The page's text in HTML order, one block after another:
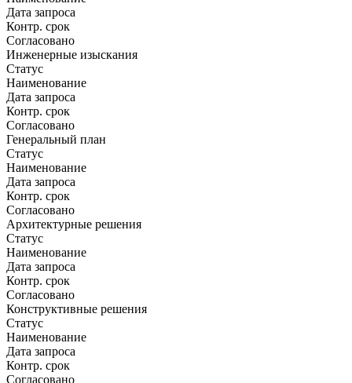
Дата запроса
Контр. срок
Согласовано
Инженерные изыскания
Статус
Наименование
Дата запроса
Контр. срок
Согласовано
Генеральный план
Статус
Наименование
Дата запроса
Контр. срок
Согласовано
Архитектурные решения
Статус
Наименование
Дата запроса
Контр. срок
Согласовано
Конструктивные решения
Статус
Наименование
Дата запроса
Контр. срок
Согласовано